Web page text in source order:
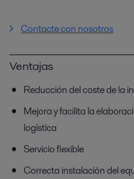
Contacte con nosotros
Ventajas
Reducción del coste de la
Mejora y facilita la
logística
Servicio flexible
Correcta instalación del